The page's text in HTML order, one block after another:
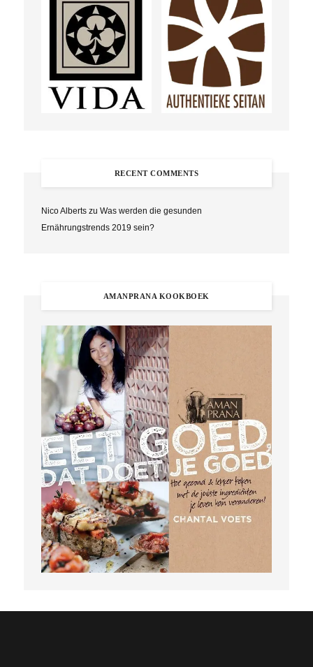
RECENT COMMENTS
Nico Albertszu Was werden die gesunden
Ernährungstrends 2019 sein?
AMANPRANA KOOKBOEK